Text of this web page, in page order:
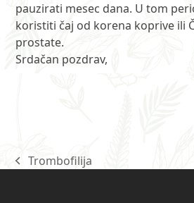
pauzirati mesec dana. U tom
koristiti čaj od korena koprive ili
prostate.
Srdačan pozdrav,
previous
Trombofilija